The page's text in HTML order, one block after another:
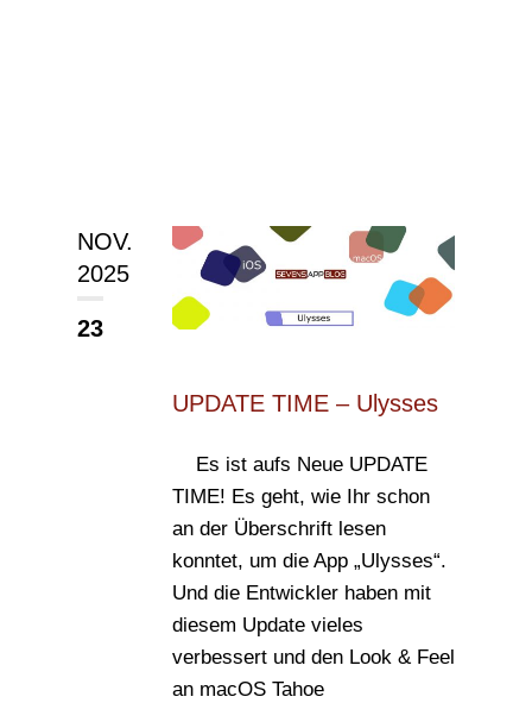
NOV.
2025
23
UPDATE TIME – Ulysses
Es ist aufs Neue UPDATE
TIME! Es geht, wie Ihr schon
an der Überschrift lesen
konntet, um die App „Ulysses“.
Und die Entwickler haben mit
diesem Update vieles
verbessert und den Look & Feel
an macOS Tahoe